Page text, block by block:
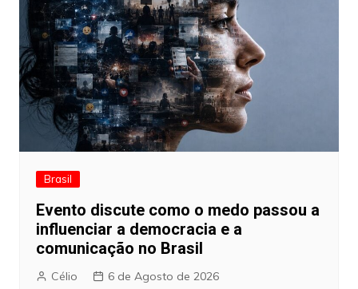
Brasil
Evento discute como o medo passou a
influenciar a democracia e a
comunicação no Brasil
Célio 6 de Agosto de 2026